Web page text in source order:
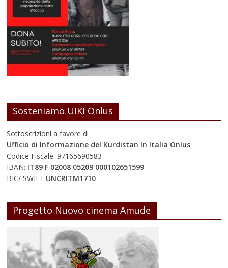
Sosteniamo UIKI Onlus
Sottoscrizioni a favore di
Ufficio di Informazione del Kurdistan In Italia Onlus
Codice Fiscale: 97165690583
IBAN: IT89 F 02008 05209 000102651599
BIC/ SWIFT:UNCRITM1710
Progetto Nuovo cinema Amude